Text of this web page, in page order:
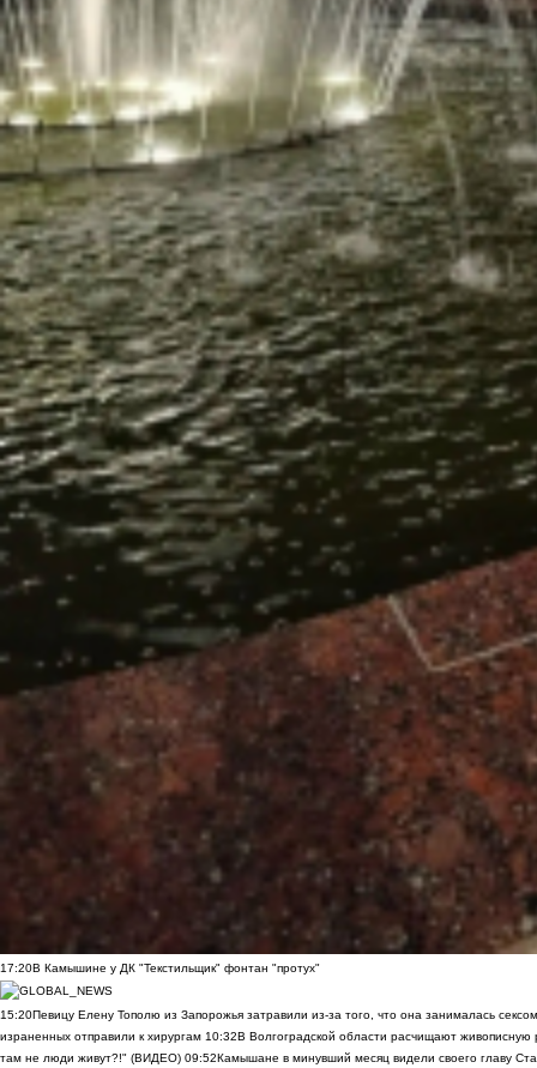
17:20В Камышине у ДК "Текстильщик" фонтан "протух"
15:20Певицу Елену Тополю из Запорожья затравили из-за того, что она занималась
израненных отправили к хирургам 10:32В Волгоградской области расчищают
там не люди живут?!" (ВИДЕО) 09:52Камышане в минувший месяц видели своего главу